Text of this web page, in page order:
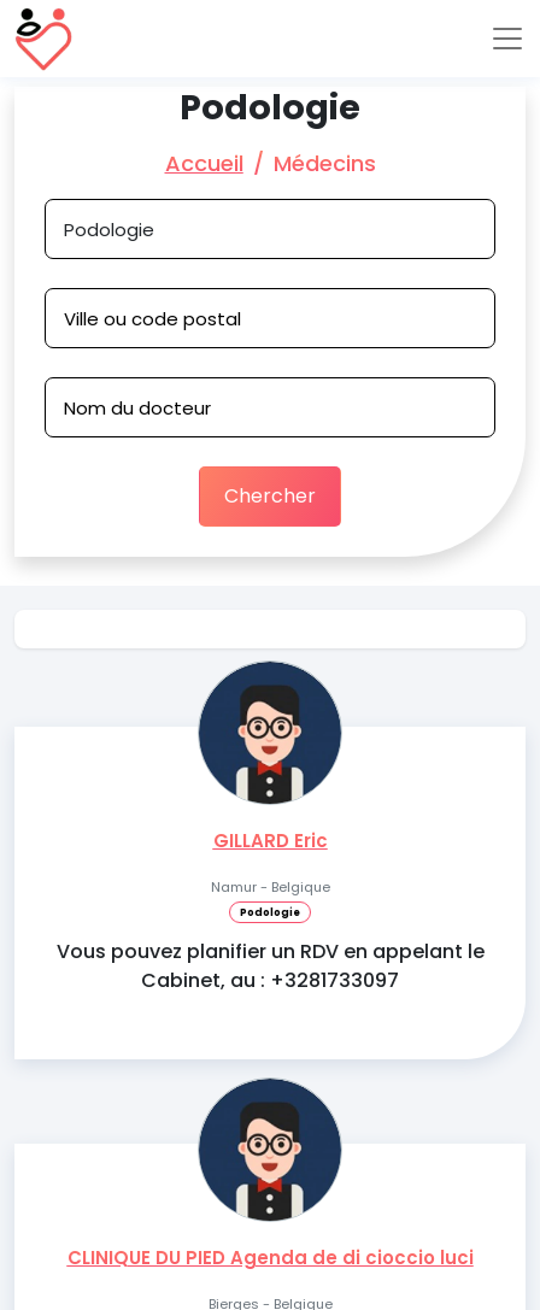
Podologie
Accueil Médecins
Chercher
GILLARD Eric
Namur - Belgique
Podologie
Vous pouvez planifier un RDV en appelant le
Cabinet, au : +3281733097
CLINIQUE DU PIED Agenda de di cioccio luci
Bierges - Belgique